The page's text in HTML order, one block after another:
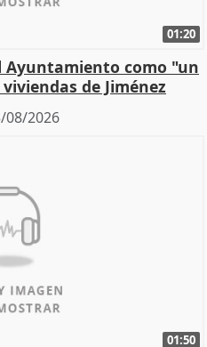
01:20
como "un
de Jiménez
08/2026
01:50